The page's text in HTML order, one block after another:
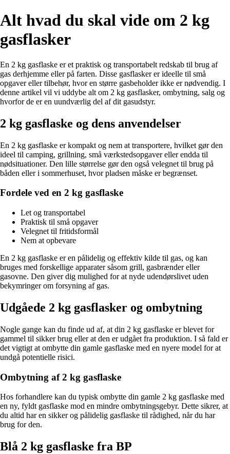
Alt hvad du skal vide om 2 kg
gasflasker
En 2 kg gasflaske er et praktisk og transportabelt redskab til brug af
gas derhjemme eller på farten. Disse gasflasker er ideelle til små
opgaver eller tilbehør, hvor en større gasbeholder ikke er nødvendig. I
denne artikel vil vi uddybe alt om 2 kg gasflasker, ombytning, salg og
hvorfor de er en uundværlig del af dit gasudstyr.
2 kg gasflaske og dens anvendelser
En 2 kg gasflaske er kompakt og nem at transportere, hvilket gør den
ideel til camping, grillning, små værkstedsopgaver eller endda til
nødsituationer. Den lille størrelse gør den også velegnet til brug på
båden eller i sommerhuset, hvor pladsen måske er begrænset.
Fordele ved en 2 kg gasflaske
Let og transportabel
Praktisk til små opgaver
Velegnet til fritidsformål
Nem at opbevare
En 2 kg gasflaske er en pålidelig og effektiv kilde til gas, og kan
bruges med forskellige apparater såsom grill, gasbrænder eller
gasovne. Den giver dig mulighed for at nyde udendørslivet uden
bekymringer om forsyning af gas.
Udgåede 2 kg gasflasker og ombytning
Nogle gange kan du finde ud af, at din 2 kg gasflaske er blevet for
gammel til sikker brug eller at den er udgået fra produktion. I så fald er
det vigtigt at ombytte din gamle gasflaske med en nyere model for at
undgå potentielle risici.
Ombytning af 2 kg gasflaske
Hos forhandlere kan du typisk ombytte din gamle 2 kg gasflaske med
en ny, fyldt gasflaske mod en mindre ombytningsgebyr. Dette sikrer, at
du altid har en sikker og pålidelig gasflaske til rådighed, når du har
brug for den.
Blå 2 kg gasflaske fra BP